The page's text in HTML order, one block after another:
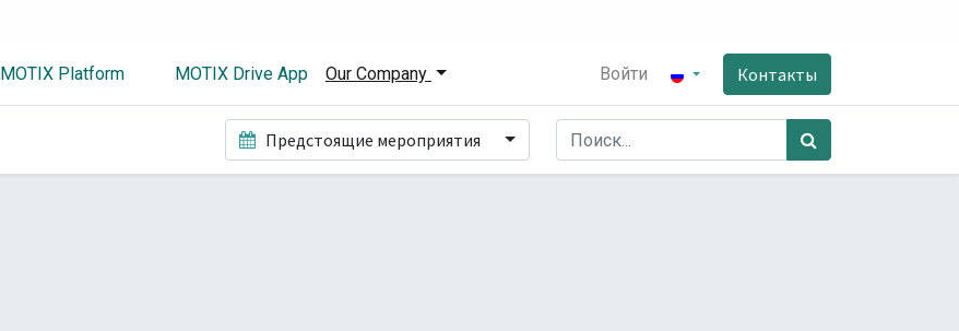
MOTIX Platform MOTIX Drive App Our Company Войти Контакты
Предстоящие мероприятия